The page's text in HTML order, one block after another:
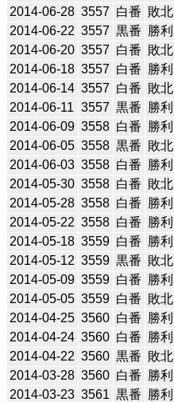
2014-06-28 3557 白番 敗北
2014-06-22 3557 黒番 勝利
2014-06-20 3557 白番 敗北
2014-06-18 3557 白番 勝利
2014-06-14 3557 白番 敗北
2014-06-11 3557 黒番 勝利
2014-06-09 3558 白番 勝利
2014-06-05 3558 黒番 敗北
2014-06-03 3558 白番 勝利
2014-05-30 3558 白番 敗北
2014-05-28 3558 白番 勝利
2014-05-22 3558 白番 勝利
2014-05-18 3559 白番 勝利
2014-05-12 3559 黒番 敗北
2014-05-09 3559 白番 勝利
2014-05-05 3559 白番 敗北
2014-04-25 3560 白番 勝利
2014-04-24 3560 白番 勝利
2014-04-22 3560 黒番 敗北
2014-03-28 3560 白番 勝利
2014-03-23 3561 黒番 勝利